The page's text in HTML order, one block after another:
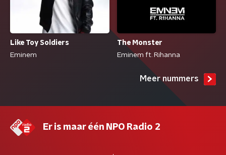
Like Toy Soldiers
Eminem
The Monster
Eminem ft. Rihanna
Meer nummers
Er is maar één NPO Radio 2